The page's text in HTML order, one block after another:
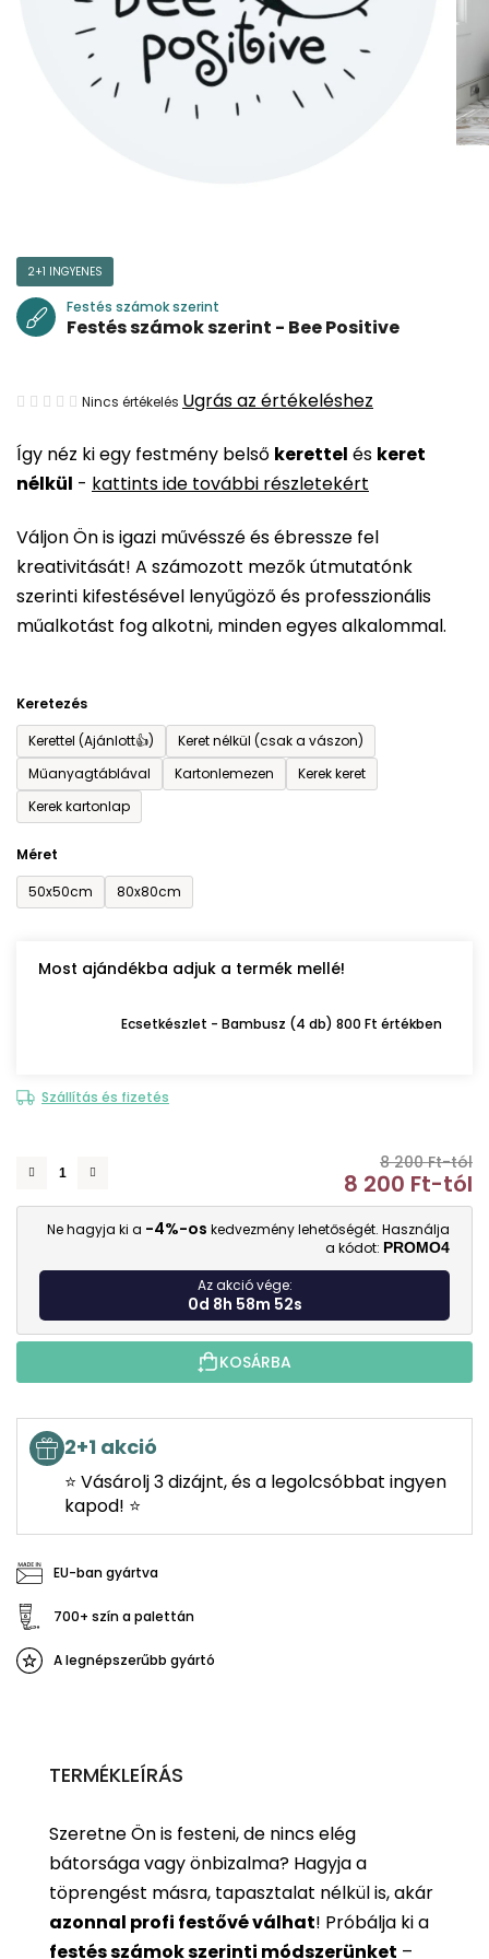
Így néz ki egy festmény belső kerettel és keret
nélkül - kattints ide további részletekért
Váljon Ön is igazi művésszé és ébressze fel
kreativitását! A számozott mezők útmutatónk
szerinti kifestésével lenyűgöző és professzionális
műalkotást fog alkotni, minden egyes alkalommal.
Keretezés
Kerettel (Ajánlott👍)
Keret nélkül (csak a vászon)
Műanyagtáblával
Kartonlemezen
Kerek keret
Kerek kartonlap
Méret
50x50cm
80x80cm
Most ajándékba adjuk a termék mellé!
Ecsetkészlet - Bambusz (4 db) 800 Ft értékben
Szállítás és fizetés
8 200 Ft-tól
8 200 Ft-tól
Ne hagyja ki a -4%-os kedvezmény lehetőségét. Használja
a kódot: PROMO4
Az akció vége:
0d 8h 58m 51s
KOSÁRBA
2+1 akció
⭐ Vásárolj 3 dizájnt, és a legolcsóbbat ingyen
kapod! ⭐
EU-ban gyártva
700+ szín a palettán
A legnépszerűbb gyártó
2+1 INGYENES
Festés számok szerint
Festés számok szerint - Bee Positive
A
átlagos
értékelése
ből
0,0
csillag.
Nincs értékelés Ugrás az értékeléshez
TERMÉKLEÍRÁS
Szeretne Ön is festeni, de nincs elég
bátorsága vagy önbizalma? Hagyja a
töprengést másra, tapasztalat nélkül is, akár
azonnal profi festővé válhat! Próbálja ki a
festés számok szerinti módszerünket –